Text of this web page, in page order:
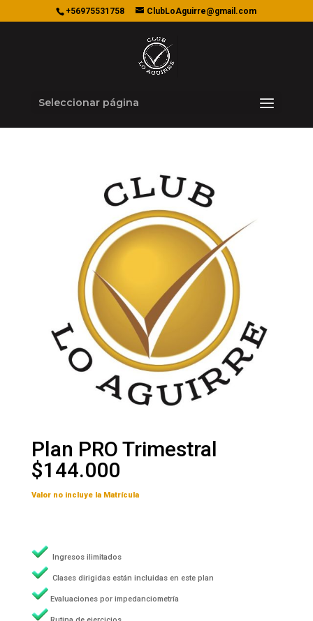
+56975531758 ClubLoAguirre@gmail.com
Seleccionar página
Plan PRO Trimestral
$144.000
Valor no incluye la Matrícula
Ingresos ilimitados
Clases dirigidas están incluidas en este plan
Evaluaciones por impedanciometría